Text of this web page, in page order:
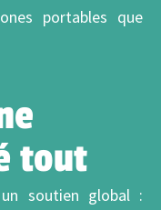
portables que
tout
soutien global :